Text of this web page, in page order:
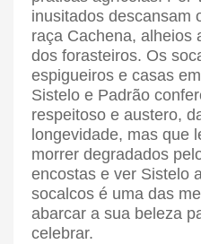
inusitados descansam
raça Cachena, alheios
dos forasteiros. Os
espigueiros e casas
Sistelo e Padrão
respeitoso e austero,
longevidade, mas que
morrer degradados
encostas e ver Sistelo
socalcos é uma das
abarcar a sua beleza
celebrar.